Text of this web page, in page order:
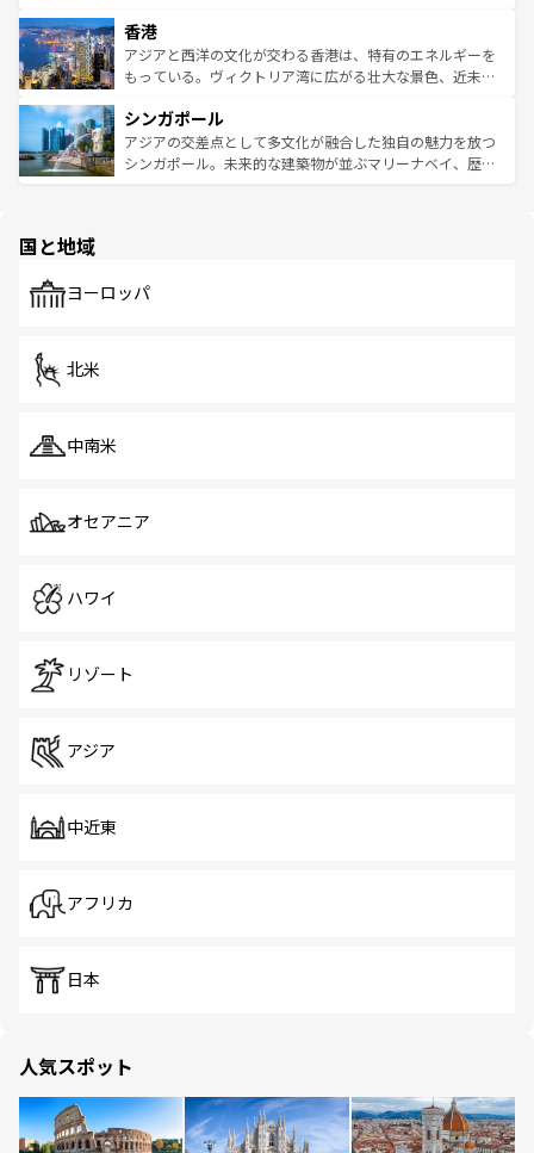
とつ。フォーやバインミー、ベトナムコーヒーなどは、ぜ
ひ現地で味わいたい。どの地域を訪れてもあたたかい人々
が旅行者を迎えてくれるので、きっと忘れられない旅にな
参照してほしい。
の活気が交差している。北部ではチェンマイなどの山岳地
帯で自然と触れ合い、南部ではプーケットやクラビの美し
いビーチでリゾート気分を楽しむことができる。タイ料理
激する。気候は一年中温暖で、どの季節にも異なる楽しみ
が待っている。親しみやすいタイの人々、仏教を中心とし
た文化、そして多様な観光資源が、訪れる旅人を魅了し続
香港
アジアと西洋の文化が交わる香港は、特有のエネルギーを
もっている。ヴィクトリア湾に広がる壮大な景色、近未来
み、どこを訪れても感動するはず。観光スポットが密集し
ており、効率よく見どころを回れるのも魅力。息をのむよ
うな絶景から文化的な体験まで、香港を存分に楽しみ尽く
シンガポール
アジアの交差点として多文化が融合した独自の魅力を放つ
シンガポール。未来的な建築物が並ぶマリーナベイ、歴史
で、ホーカーズは地元の風情を楽しめる外せないスポット
国と地域
ヨーロッパ
北米
中南米
オセアニア
ハワイ
リゾート
アジア
中近東
アフリカ
日本
人気スポット